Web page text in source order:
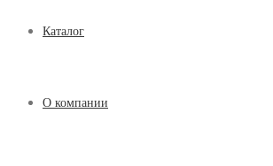
Каталог
О компании